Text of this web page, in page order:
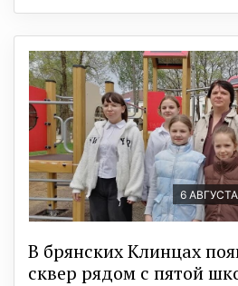
6
В брянских Клинцах
сквер рядом с пятой